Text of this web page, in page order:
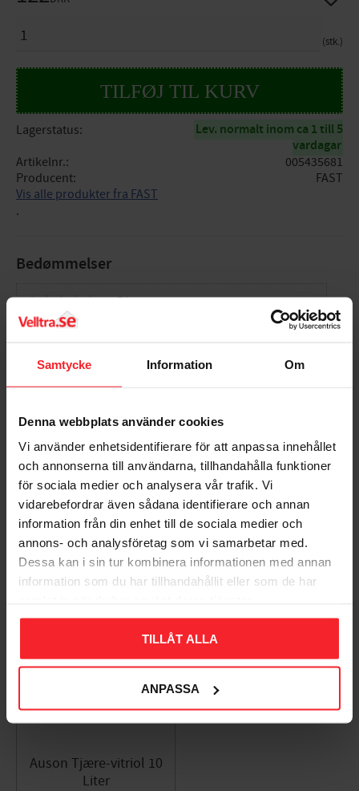
Samtycke Information Om
Denna webbplats använder cookies
Vi använder enhetsidentifierare för att anpassa innehållet
och annonserna till användarna, tillhandahålla funktioner
för sociala medier och analysera vår trafik. Vi
vidarebefordrar även sådana identifierare och annan
information från din enhet till de sociala medier och
annons- och analysföretag som vi samarbetar med.
Dessa kan i sin tur kombinera informationen med annan
information som du har tillhandahållit eller som de har
TILLÅT ALLA
ANPASSA
stk.
Lagerstatus
Lev. normalt inom ca 1 till 5
vardagar
Artikelnr.
005435681
Producent
FAST
Vis alle produkter fra FAST
.
Bedømmelser
Dig
Bliv den første, der giver en bedømmelse.
Populära produkter
Auson Tjære-vitriol 10
Liter